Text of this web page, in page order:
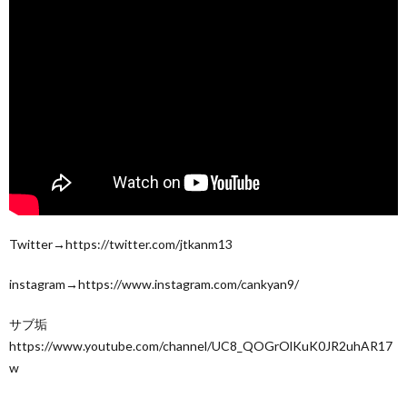
Twitter→https://twitter.com/jtkanm13
instagram→https://www.instagram.com/cankyan9/
サブ垢
https://www.youtube.com/channel/UC8_QOGrOlKuK0JR2uhAR17
w